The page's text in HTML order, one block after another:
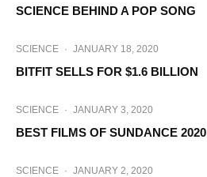
SCIENCE BEHIND A POP SONG
SCIENCE · JANUARY 18, 2020
BITFIT SELLS FOR $1.6 BILLION
SCIENCE · JANUARY 3, 2020
BEST FILMS OF SUNDANCE 2020
SCIENCE · JANUARY 2, 2020